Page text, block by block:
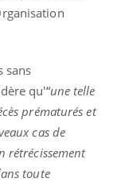
sans
qu'“une telle
prématurés et
cas de
rétrécissement
toute